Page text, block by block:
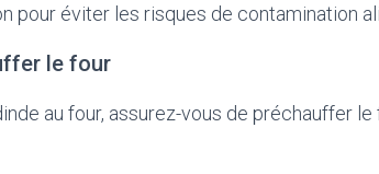
pour éviter les risques de contamination
le four
au four, assurez-vous de préchauffer